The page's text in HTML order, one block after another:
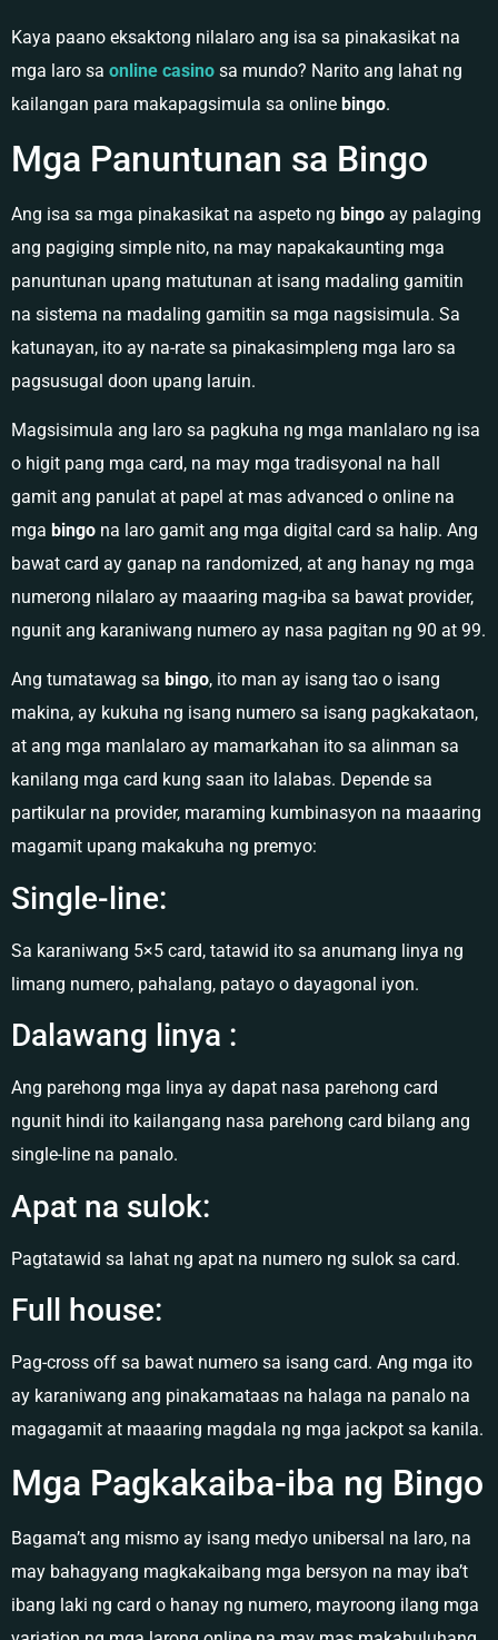
Kaya paano eksaktong nilalaro ang isa sa pinakasikat na
mga laro sa online casino sa mundo? Narito ang lahat ng
kailangan para makapagsimula sa online bingo.
Mga Panuntunan sa Bingo
Ang isa sa mga pinakasikat na aspeto ng bingo ay palaging
ang pagiging simple nito, na may napakakaunting mga
panuntunan upang matutunan at isang madaling gamitin
na sistema na madaling gamitin sa mga nagsisimula. Sa
katunayan, ito ay na-rate sa pinakasimpleng mga laro sa
pagsusugal doon upang laruin.
Magsisimula ang laro sa pagkuha ng mga manlalaro ng isa
o higit pang mga card, na may mga tradisyonal na hall
gamit ang panulat at papel at mas advanced o online na
mga bingo na laro gamit ang mga digital card sa halip. Ang
bawat card ay ganap na randomized, at ang hanay ng mga
numerong nilalaro ay maaaring mag-iba sa bawat provider,
ngunit ang karaniwang numero ay nasa pagitan ng 90 at 99.
Ang tumatawag sa bingo, ito man ay isang tao o isang
makina, ay kukuha ng isang numero sa isang pagkakataon,
at ang mga manlalaro ay mamarkahan ito sa alinman sa
kanilang mga card kung saan ito lalabas. Depende sa
partikular na provider, maraming kumbinasyon na maaaring
magamit upang makakuha ng premyo:
Single-line:
Sa karaniwang 5×5 card, tatawid ito sa anumang linya ng
limang numero, pahalang, patayo o dayagonal iyon.
Dalawang linya :
Ang parehong mga linya ay dapat nasa parehong card
ngunit hindi ito kailangang nasa parehong card bilang ang
single-line na panalo.
Apat na sulok:
Pagtatawid sa lahat ng apat na numero ng sulok sa card.
Full house:
Pag-cross off sa bawat numero sa isang card. Ang mga ito
ay karaniwang ang pinakamataas na halaga na panalo na
magagamit at maaaring magdala ng mga jackpot sa kanila.
Mga Pagkakaiba-iba ng Bingo
Bagama’t ang mismo ay isang medyo unibersal na laro, na
may bahagyang magkakaibang mga bersyon na may iba’t
ibang laki ng card o hanay ng numero, mayroong ilang mga